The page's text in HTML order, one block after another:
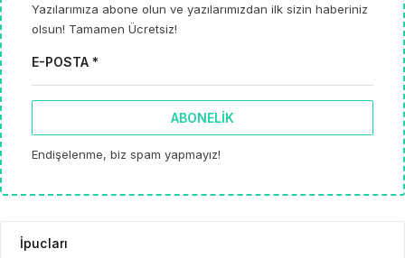
Yazılarımıza abone olun ve yazılarımızdan ilk sizin haberiniz
olsun! Tamamen Ücretsiz!
E-POSTA *
ABONELIK
Endişelenme, biz spam yapmayız!
İpucları